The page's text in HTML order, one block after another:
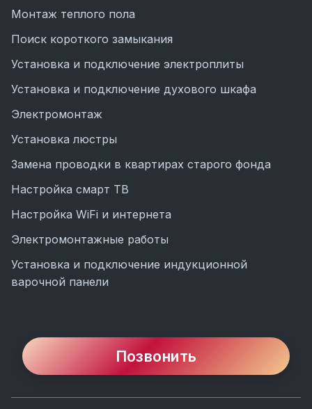
Монтаж теплого пола
Поиск короткого замыкания
Установка и подключение электроплиты
Установка и подключение духового шкафа
Электромонтаж
Установка люстры
Замена проводки в квартирах старого фонда
Настройка смарт ТВ
Настройка WiFi и интернета
Электромонтажные работы
Установка и подключение индукционной
варочной панели
Позвонить